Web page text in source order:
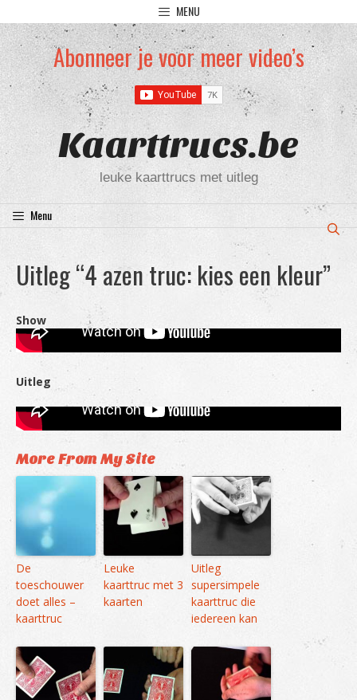
naar
de
inhoud
MENU
Abonneer je voor meer video’s
Kaarttrucs.be
leuke kaarttrucs met uitleg
Menu
Uitleg “4 azen truc: kies een kleur”
Show
Uitleg
More From My Site
De
toeschouwer
doet alles –
kaarttruc
Leuke
kaarttruc met 3
kaarten
Uitleg
supersimpele
kaarttruc die
iedereen kan